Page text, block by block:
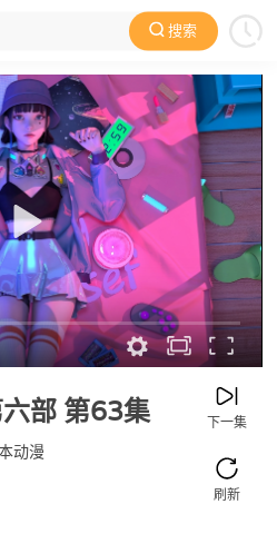
搜索
国产动漫 欧美动漫 动漫电影
部 第63集 下一集
刷新
动漫